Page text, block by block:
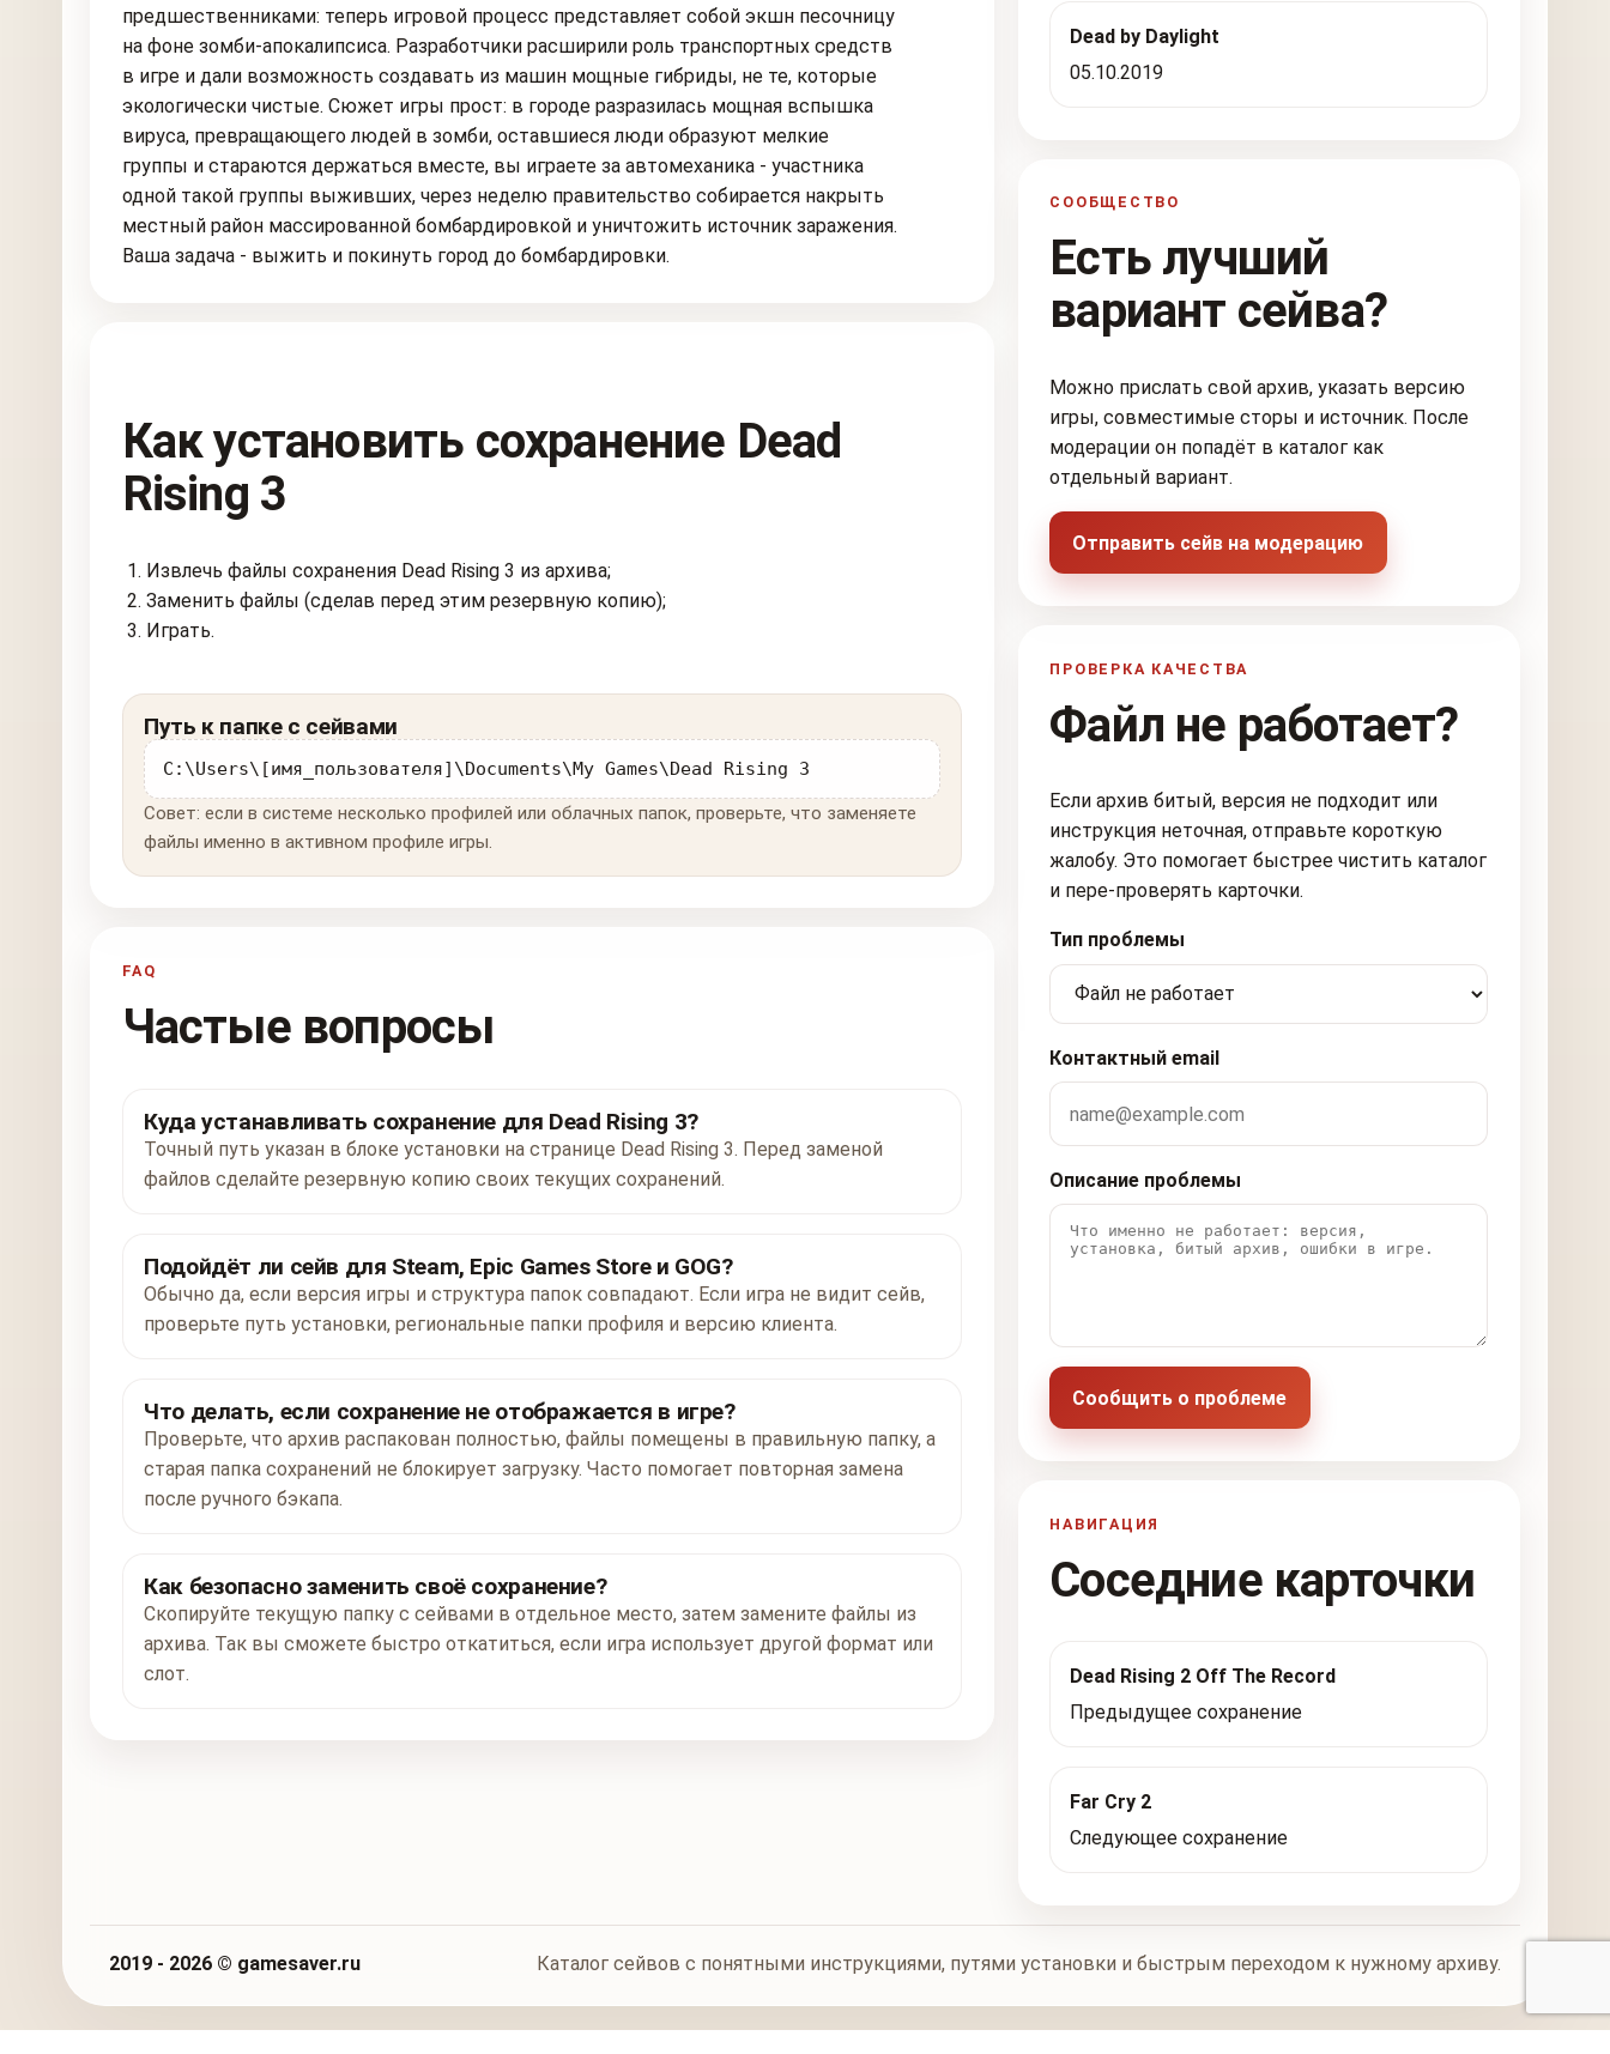
предшественниками: теперь игровой процесс представляет собой экшн песочницу
на фоне зомби-апокалипсиса. Разработчики расширили роль транспортных средств
в игре и дали возможность создавать из машин мощные гибриды, не те, которые
экологически чистые. Сюжет игры прост: в городе разразилась мощная вспышка
вируса, превращающего людей в зомби, оставшиеся люди образуют мелкие
группы и стараются держаться вместе, вы играете за автомеханика - участника
одной такой группы выживших, через неделю правительство собирается накрыть
местный район массированной бомбардировкой и уничтожить источник заражения.
Ваша задача - выжить и покинуть город до бомбардировки.
Как установить сохранение Dead
Rising 3
Извлечь файлы сохранения Dead Rising 3 из архива;
Заменить файлы (сделав перед этим резервную копию);
Играть.
Путь к папке с сейвами
C:\Users\[имя_пользователя]\Documents\My Games\Dead Rising 3
Совет: если в системе несколько профилей или облачных папок, проверьте, что заменяете
файлы именно в активном профиле игры.
FAQ
Частые вопросы
Куда устанавливать сохранение для Dead Rising 3?
Точный путь указан в блоке установки на странице Dead Rising 3. Перед заменой
файлов сделайте резервную копию своих текущих сохранений.
Подойдёт ли сейв для Steam, Epic Games Store и GOG?
Обычно да, если версия игры и структура папок совпадают. Если игра не видит сейв,
проверьте путь установки, региональные папки профиля и версию клиента.
Что делать, если сохранение не отображается в игре?
Проверьте, что архив распакован полностью, файлы помещены в правильную папку, а
старая папка сохранений не блокирует загрузку. Часто помогает повторная замена
после ручного бэкапа.
Как безопасно заменить своё сохранение?
Скопируйте текущую папку с сейвами в отдельное место, затем замените файлы из
архива. Так вы сможете быстро откатиться, если игра использует другой формат или
слот.
Dead by Daylight
05.10.2019
СООБЩЕСТВО
Есть лучший
вариант сейва?
Можно прислать свой архив, указать версию
игры, совместимые сторы и источник. После
модерации он попадёт в каталог как
отдельный вариант.
Отправить сейв на модерацию
ПРОВЕРКА КАЧЕСТВА
Файл не работает?
Если архив битый, версия не подходит или
инструкция неточная, отправьте короткую
жалобу. Это помогает быстрее чистить каталог
и пере-проверять карточки.
Тип проблемы
Контактный email
Описание проблемы
Сообщить о проблеме
НАВИГАЦИЯ
Соседние карточки
Dead Rising 2 Off The Record
Предыдущее сохранение
Far Cry 2
Следующее сохранение
2019 - 2026 © gamesaver.ru Каталог сейвов с понятными инструкциями, путями установки и быстрым переходом к нужному архиву.